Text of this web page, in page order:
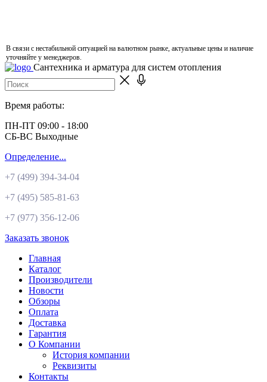
В связи с нестабильной ситуацией на валютном рынке, актуальные цены и наличие
уточняйте у менеджеров.
Сантехника и арматура для систем отопления
Время работы:
ПН-ПТ 09:00 - 18:00
СБ-ВС Выходные
Определение...
+7 (499) 394-34-04
+7 (495) 585-81-63
+7 (977) 356-12-06
Заказать звонок
Главная
Каталог
Производители
Новости
Обзоры
Оплата
Доставка
Гарантия
О Компании
История компании
Реквизиты
Контакты